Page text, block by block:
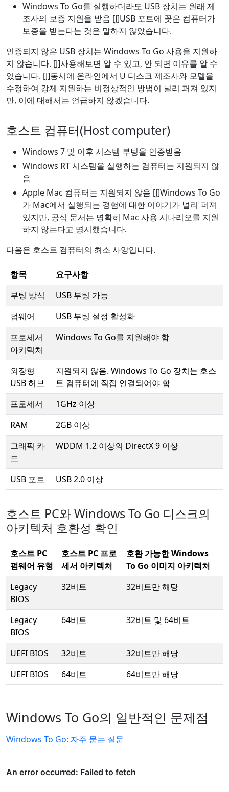
Windows To Go를 실행하더라도 USB 장치는 원래 제
조사의 보증 지원을 받음 [J]USB 포트에 꽂은 컴퓨터가
보증을 받는다는 것은 말하지 않았습니다.
인증되지 않은 USB 장치는 Windows To Go 사용을 지원하
지 않습니다. [J]사용해보면 알 수 있고, 안 되면 이유를 알 수
있습니다. [J]동시에 온라인에서 U 디스크 제조사와 모델을
수정하여 강제 지원하는 비정상적인 방법이 널리 퍼져 있지
만, 이에 대해서는 언급하지 않겠습니다.
호스트 컴퓨터(Host computer)
Windows 7 및 이후 시스템 부팅을 인증받음
Windows RT 시스템을 실행하는 컴퓨터는 지원되지 않
음
Apple Mac 컴퓨터는 지원되지 않음 [J]Windows To Go
가 Mac에서 실행되는 경험에 대한 이야기가 널리 퍼져
있지만, 공식 문서는 명확히 Mac 사용 시나리오를 지원
하지 않는다고 명시했습니다.
다음은 호스트 컴퓨터의 최소 사양입니다.
항목
요구사항
부팅 방식
USB 부팅 가능
펌웨어
USB 부팅 설정 활성화
프로세서
아키텍처
Windows To Go를 지원해야 함
외장형
USB 허브
지원되지 않음. Windows To Go 장치는 호스
트 컴퓨터에 직접 연결되어야 함
프로세서
1GHz 이상
RAM
2GB 이상
그래픽 카
드
WDDM 1.2 이상의 DirectX 9 이상
USB 포트 USB 2.0 이상
호스트 PC와 Windows To Go 디스크의
아키텍처 호환성 확인
호스트 PC
펌웨어 유형
호스트 PC 프로
세서 아키텍처
호환 가능한 Windows
To Go 이미지 아키텍처
Legacy
BIOS
32비트 32비트만 해당
Legacy
BIOS
64비트 32비트 및 64비트
UEFI BIOS 32비트
32비트만 해당
UEFI BIOS
64비트 64비트만 해당
Windows To Go의 일반적인 문제점
Windows To Go: 자주 묻는 질문